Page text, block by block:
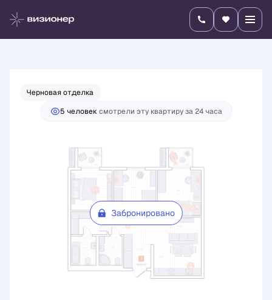
3-комнатная Цена по запросу
Черновая отделка
5 человексмотрели эту квартиру за 24 часа
Забронировано